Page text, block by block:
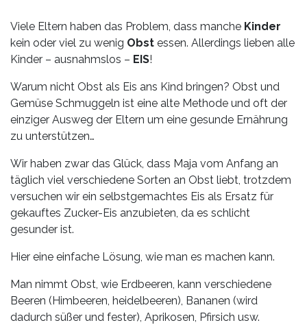
Über
uns
Fotos,
Events
Videos
Referenzen
Blog
Jobs
Viele Eltern haben das Problem, dass manche Kinder
kein oder viel zu wenig Obst essen. Allerdings lieben alle
Kinder – ausnahmslos – EIS!
Warum nicht Obst als Eis ans Kind bringen? Obst und
Gemüse Schmuggeln ist eine alte Methode und oft der
einziger Ausweg der Eltern um eine gesunde Ernährung
zu unterstützen…
Wir haben zwar das Glück, dass Maja vom Anfang an
täglich viel verschiedene Sorten an Obst liebt, trotzdem
versuchen wir ein selbstgemachtes Eis als Ersatz für
gekauftes Zucker-Eis anzubieten, da es schlicht
gesunder ist.
Hier eine einfache Lösung, wie man es machen kann.
Man nimmt Obst, wie Erdbeeren, kann verschiedene
Beeren (Himbeeren, heidelbeeren), Bananen (wird
dadurch süßer und fester), Aprikosen, Pfirsich usw.